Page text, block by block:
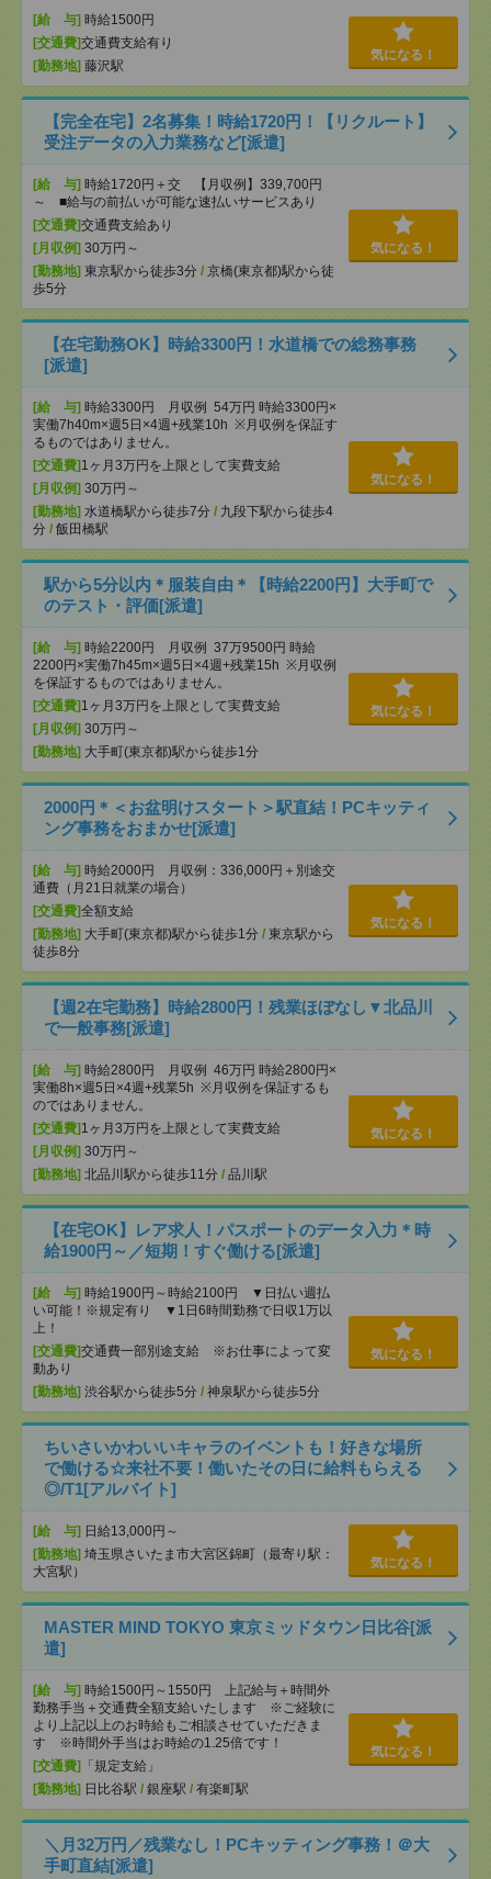
[給 与] 時給1500円
[交通費]交通費支給有り
[勤務地] 藤沢駅
気になる！
【完全在宅】2名募集！時給1720円！【リクルート】
受注データの入力業務など[派遣]
[給 与] 時給1720円＋交 【月収例】339,700円
～ ■給与の前払いが可能な速払いサービスあり
[交通費]交通費支給あり
[月収例] 30万円～
[勤務地] 東京駅から徒歩3分 / 京橋(東京都)駅から徒
歩5分
気になる！
【在宅勤務OK】時給3300円！水道橋での総務事務
[派遣]
[給 与] 時給3300円 月収例 54万円 時給3300円×
実働7h40m×週5日×4週+残業10h ※月収例を保証す
るものではありません。
[交通費] 1ヶ月3万円を上限として実費支給
[月収例] 30万円～
[勤務地] 水道橋駅から徒歩7分 / 九段下駅から徒歩4
分 / 飯田橋駅
気になる！
駅から5分以内＊服装自由＊【時給2200円】大手町で
のテスト・評価[派遣]
[給 与] 時給2200円 月収例 37万9500円 時給
2200円×実働7h45m×週5日×4週+残業15h ※月収例
を保証するものではありません。
[交通費] 1ヶ月3万円を上限として実費支給
[月収例] 30万円～
[勤務地] 大手町(東京都)駅から徒歩1分
気になる！
2000円＊＜お盆明けスタート＞駅直結！PCキッティ
ング事務をおまかせ[派遣]
[給 与] 時給2000円 月収例：336,000円＋別途交
通費（月21日就業の場合）
[交通費]全額支給
[勤務地] 大手町(東京都)駅から徒歩1分 / 東京駅から
徒歩8分
気になる！
【週2在宅勤務】時給2800円！残業ほぼなし▼北品川
で一般事務[派遣]
[給 与] 時給2800円 月収例 46万円 時給2800円×
実働8h×週5日×4週+残業5h ※月収例を保証するも
のではありません。
[交通費] 1ヶ月3万円を上限として実費支給
[月収例] 30万円～
[勤務地] 北品川駅から徒歩11分 / 品川駅
気になる！
【在宅OK】レア求人！パスポートのデータ入力＊時
給1900円～／短期！すぐ働ける[派遣]
[給 与] 時給1900円～時給2100円 ▼日払い週払
い可能！※規定有り ▼1日6時間勤務で日収1万以
上！
[交通費]交通費一部別途支給 ※お仕事によって変
動あり
[勤務地] 渋谷駅から徒歩5分 / 神泉駅から徒歩5分
気になる！
ちいさいかわいいキャラのイベントも！好きな場所
で働ける☆来社不要！働いたその日に給料もらえる
◎/T1[アルバイト]
[給 与] 日給13,000円～
[勤務地] 埼玉県さいたま市大宮区錦町（最寄り駅：
大宮駅）
気になる！
MASTER MIND TOKYO 東京ミッドタウン日比谷[派
遣]
[給 与] 時給1500円～1550円 上記給与＋時間外
勤務手当＋交通費全額支給いたします ※ご経験に
より上記以上のお時給もご相談させていただきま
す ※時間外手当はお時給の1.25倍です！
[交通費]
「規定支給」
[勤務地] 日比谷駅 / 銀座駅 / 有楽町駅
気になる！
＼月32万円／残業なし！PCキッティング事務！＠大
手町直結[派遣]